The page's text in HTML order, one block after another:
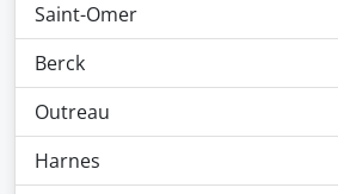
Saint-Omer
Berck
Outreau
Harnes